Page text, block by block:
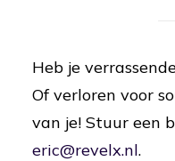
Heb je
Of verloren voor
van je! Stuur een
eric@revelx.nl.